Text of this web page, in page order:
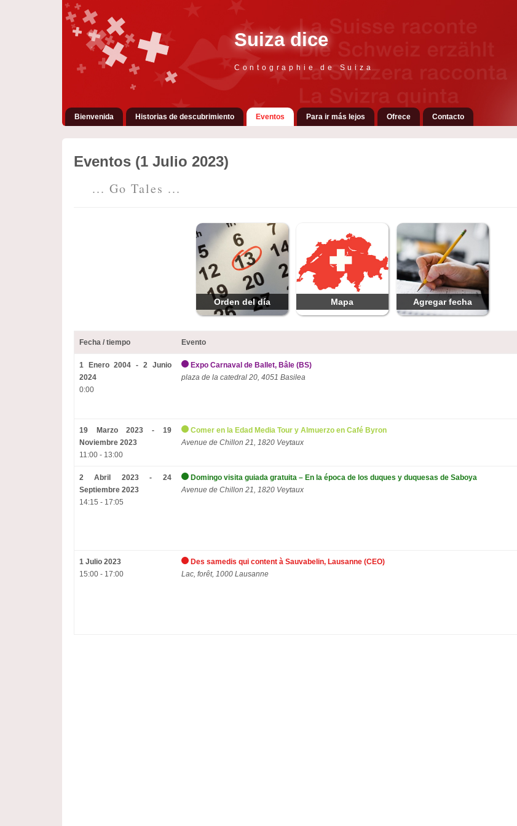
Suiza dice
Contographie de Suiza
Bienvenida Historias de descubrimiento Eventos Para ir más lejos Ofrece Contacto
Eventos (1 Julio 2023)
... Go Tales ...
Orden del día Mapa Agregar fecha
Fecha / tiempo Evento
1 Enero 2004 - 2 Junio
2024
0:00
Expo Carnaval de Ballet, Bâle (BS)
plaza de la catedral 20, 4051 Basilea
19 Marzo 2023 - 19
Noviembre 2023
11:00 - 13:00
Comer en la Edad Media Tour y Almuerzo en Café Byron
Avenue de Chillon 21, 1820 Veytaux
2 Abril 2023 - 24
Septiembre 2023
14:15 - 17:05
Domingo visita guiada gratuita – En la época de los duques y duquesas de Saboya
Avenue de Chillon 21, 1820 Veytaux
1 Julio 2023
15:00 - 17:00
Des samedis qui content à Sauvabelin, Lausanne (CEO)
Lac, forêt, 1000 Lausanne